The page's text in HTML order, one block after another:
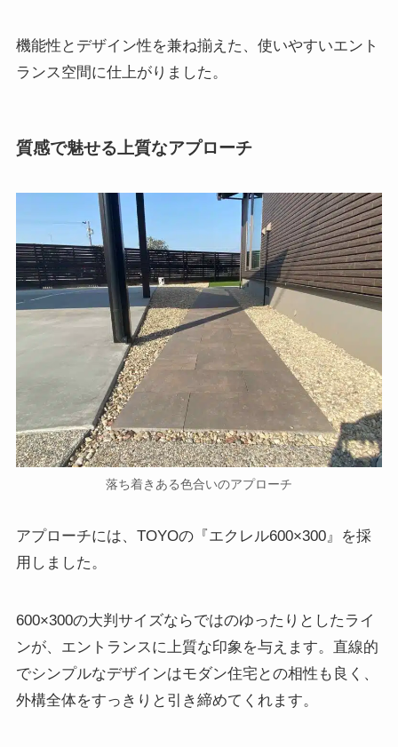
機能性とデザイン性を兼ね揃えた、使いやすいエント
ランス空間に仕上がりました。
質感で魅せる上質なアプローチ
落ち着きある色合いのアプローチ
アプローチには、TOYOの『エクレル600×300』を採
用しました。
600×300の大判サイズならではのゆったりとしたライ
ンが、エントランスに上質な印象を与えます。直線的
でシンプルなデザインはモダン住宅との相性も良く、
外構全体をすっきりと引き締めてくれます。